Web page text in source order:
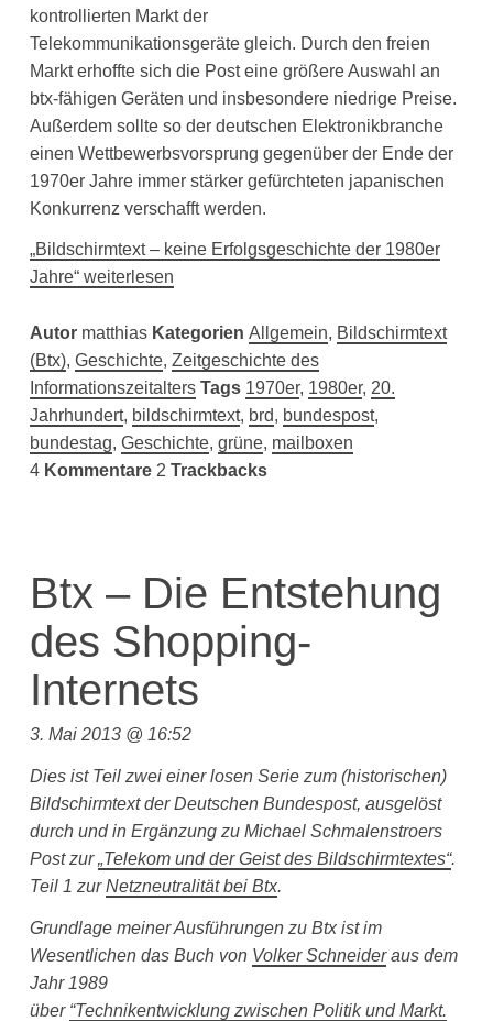
kontrollierten Markt der
Telekommunikationsgeräte gleich. Durch den freien
Markt erhoffte sich die Post eine größere Auswahl an
btx-fähigen Geräten und insbesondere niedrige Preise.
Außerdem sollte so der deutschen Elektronikbranche
einen Wettbewerbsvorsprung gegenüber der Ende der
1970er Jahre immer stärker gefürchteten japanischen
Konkurrenz verschafft werden.
„Bildschirmtext – keine Erfolgsgeschichte der 1980er
Jahre“ weiterlesen
Autor matthias Kategorien Allgemein, Bildschirmtext
(Btx), Geschichte, Zeitgeschichte des
Informationszeitalters Tags 1970er, 1980er, 20.
Jahrhundert, bildschirmtext, brd, bundespost,
bundestag, Geschichte, grüne, mailboxen
4Kommentare 2 Trackbacks
Btx – Die Entstehung
des Shopping-
Internets
3. Mai 2013 @ 16:52
Dies ist Teil zwei einer losen Serie zum (historischen)
Bildschirmtext der Deutschen Bundespost, ausgelöst
durch und in Ergänzung zu Michael Schmalenstroers
Post zur „Telekom und der Geist des Bildschirmtextes“.
Teil 1 zurNetzneutralität bei Btx.
Grundlage meiner Ausführungen zu Btx ist im
Wesentlichen das Buch von Volker Schneideraus dem
Jahr 1989
über “Technikentwicklung zwischen Politik und Markt.